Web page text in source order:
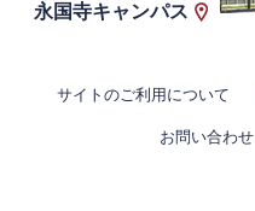
永国寺キャンパス
サイトのご利用について
お問い合わせ